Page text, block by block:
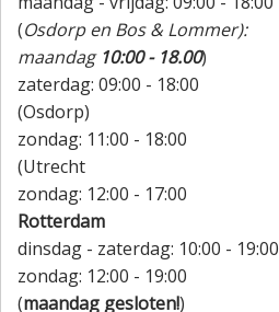
(Osdorp en Bos & Lommer):
maandag 10:00 - 18.00)
zaterdag: 09:00 - 18:00
(Osdorp)
zondag: 11:00 - 18:00
(Utrecht
zondag: 12:00 - 17:00
Rotterdam
dinsdag - zaterdag: 10:00 - 19:00
zondag: 12:00 - 19:00
(maandag gesloten!)